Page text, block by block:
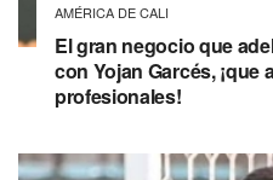
AMÉRICA DE CALI
El gran negocio que
con Yojan Garcés,
profesionales!